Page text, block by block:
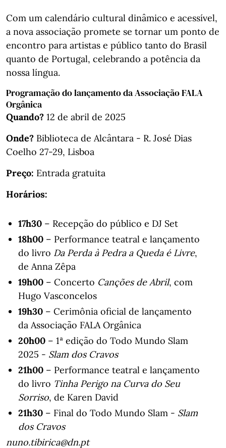
Com um calendário cultural dinâmico e acessível,
a nova associação promete se tornar um ponto de
encontro para artistas e público tanto do Brasil
quanto de Portugal, celebrando a potência da
nossa língua.
Programação do lançamento daAssociação FALA
Orgânica
Quando? 12 de abril de 2025
Onde? Biblioteca de Alcântara - R. José Dias
Coelho 27-29, Lisboa
Preço: Entrada gratuita
Horários:
17h30 – Recepção do público e DJ Set
18h00 – Performance teatral e lançamento
do livro Da Perda à Pedra a Queda é Livre,
de Anna Zêpa
19h00 – Concerto Canções de Abril, com
Hugo Vasconcelos
19h30 – Cerimônia oficial de lançamento
da Associação FALA Orgânica
20h00 – 1ª edição do Todo Mundo Slam
2025 - Slam dos Cravos
21h00 – Performance teatral e lançamento
do livro Tinha Perigo na Curva do Seu
Sorriso, de Karen David
21h30 – Final do Todo Mundo Slam - Slam
dos Cravos
nuno.tibirica@dn.pt